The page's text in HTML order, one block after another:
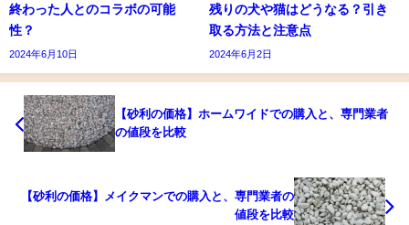
終わった人とのコラボの可能
性？
2024年6月10日
残りの犬や猫はどうなる？引き
取る方法と注意点
2024年6月2日
【砂利の価格】ホームワイドでの購入と、専門業者
の値段を比較
【砂利の価格】メイクマンでの購入と、専門業者の
値段を比較